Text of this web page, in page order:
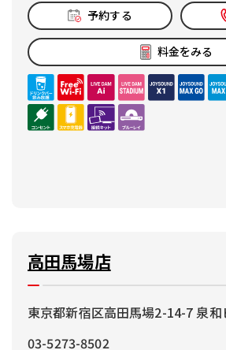
予約する
料金をみる
高田馬場店
東京都新宿区高田馬場2-14-7 泉和
03-5273-8502